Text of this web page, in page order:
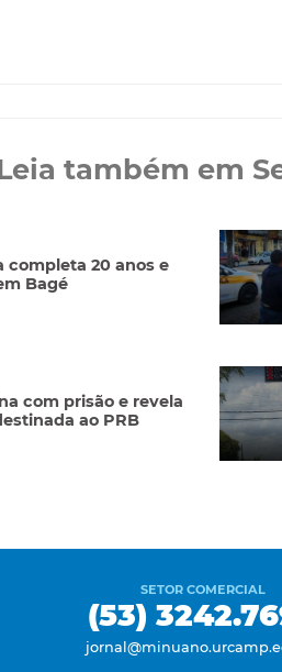
também em
completa 20 anos e
Bagé
com prisão e revela
ao PRB
SETOR COMERCIAL
(53)